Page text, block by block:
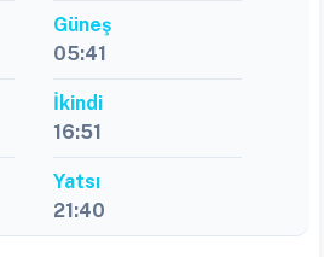
Güneş
05:41
İkindi
16:51
Yatsı
21:40